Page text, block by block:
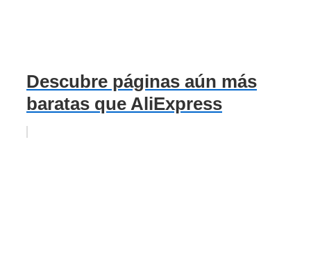
Descubre páginas aún más
baratas que AliExpress